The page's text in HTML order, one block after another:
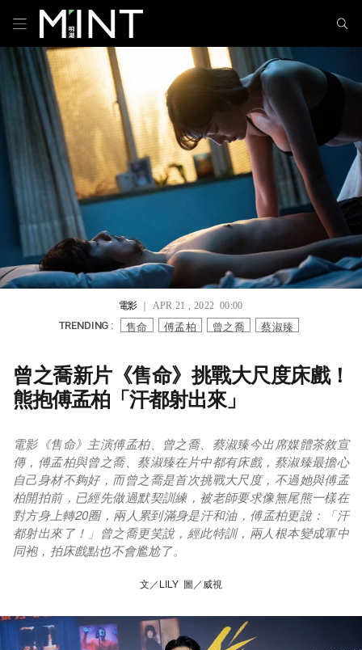
電影｜ APR 21 , 2022 00:00
TRENDING : 售命 傅孟柏 曾之喬 蔡淑臻
曾之喬新片《售命》挑戰大尺度床戲！
熊抱傅孟柏「汗都射出來」
電影《售命》主演傅孟柏、曾之喬、蔡淑臻今出席媒體茶敘宣
傳，傅孟柏與曾之喬、蔡淑臻在片中都有床戲，蔡淑臻最擔心
自己身材不夠好，而曾之喬是首次挑戰大尺度，不過她與傅孟
柏開拍前，已經先做過默契訓練，被老師要求像無尾熊一樣在
對方身上轉20圈，兩人累到滿身是汗和油，傅孟柏更說：「汗
都射出來了！」曾之喬更笑說，經此特訓，兩人根本變成軍中
同袍，拍床戲點也不會尷尬了。
文／LILY 圖／威視